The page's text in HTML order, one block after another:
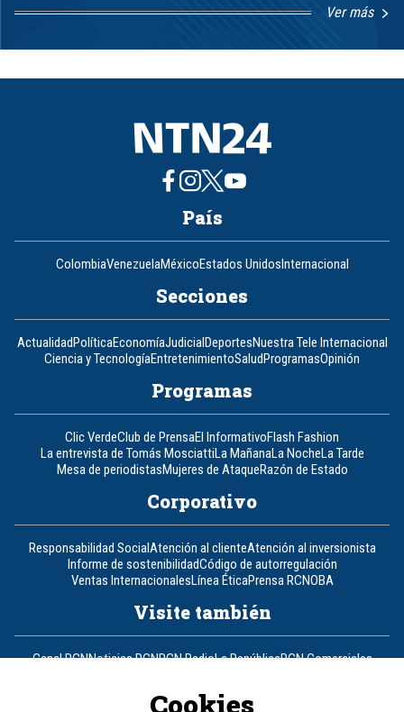
Ver más
1
8
País
ColombiaVenezuelaMéxicoEstados UnidosInternacional
Secciones
ActualidadPolíticaEconomíaJudicialDeportesNuestra Tele Internacional
Ciencia y TecnologíaEntretenimientoSaludProgramasOpinión
Programas
Clic VerdeClub de PrensaEl InformativoFlash Fashion
La entrevista de Tomás MosciattiLa MañanaLa NocheLa Tarde
Mesa de periodistasMujeres de AtaqueRazón de Estado
Corporativo
Responsabilidad SocialAtención al clienteAtención al inversionista
Informe de sostenibilidadCódigo de autorregulación
Ventas InternacionalesLínea ÉticaPrensa RCNOBA
Visite también
Canal RCNNoticias RCNRCN RadioLa RepúblicaRCN Comerciales
Un producto de RCN Televisión
Cookies